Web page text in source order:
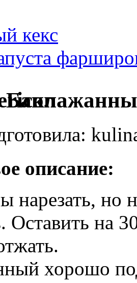
кекс
описание:
нарезать, но
Оставить на
хорошо